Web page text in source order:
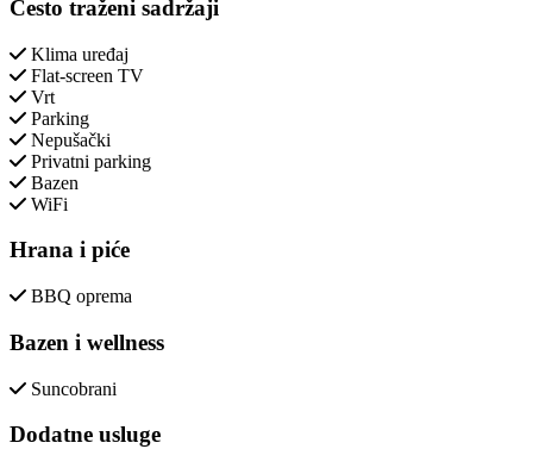
Često traženi sadržaji
Klima uređaj
Flat-screen TV
Vrt
Parking
Nepušački
Privatni parking
Bazen
WiFi
Hrana i piće
BBQ oprema
Bazen i wellness
Suncobrani
Dodatne usluge